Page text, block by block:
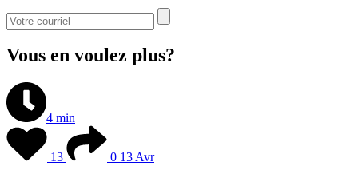
Vous en voulez plus?
4 min
13 0 13 Avr